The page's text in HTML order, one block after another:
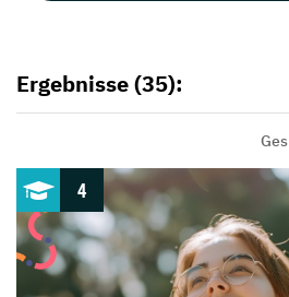
Ergebnisse (35):
4